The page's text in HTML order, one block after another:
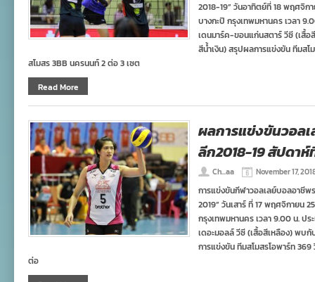
2018-19” วันอาทิตย์ที่ 18 พฤศจิก
บางกะปิ กรุงเทพมหานคร เวลา
เดนมาร์ค-ขอนแก่นสตาร์ วีซี (เสื้
สีน้ำเงิน) สรุปผลการแข่งขัน ทีมส
สโมสร 3BB นครนนท์ 2 ต่อ 3 เซต
Read More
ผลการแข่งขันวอล
ลีก2018-19 สัปดาห์
Ch...aa November 17,
การแข่งขันกีฬาวอลเลย์บอลอาชีพ
2019” วันเสาร์ ที่ 17 พฤศจิกายน
กรุงเทพมหานคร เวลา 9.00 น. ป
เดอะมอลล์ วีซี (เสื้อสีเหลือง) พบ
การแข่งขัน ทีมสโมสรโอพาร์ท
ต่อ